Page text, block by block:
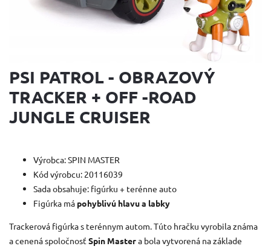
PSI PATROL - OBRAZOVÝ
TRACKER + OFF -ROAD
JUNGLE CRUISER
Výrobca: SPIN MASTER
Kód výrobcu: 20116039
Sada obsahuje: figúrku + terénne auto
Figúrka má pohyblivú hlavu a labky
Trackerová figúrka s terénnym autom.Túto hračku vyrobilaznáma
a cenená spoločnosť Spin Mastera bola vytvorená na základe